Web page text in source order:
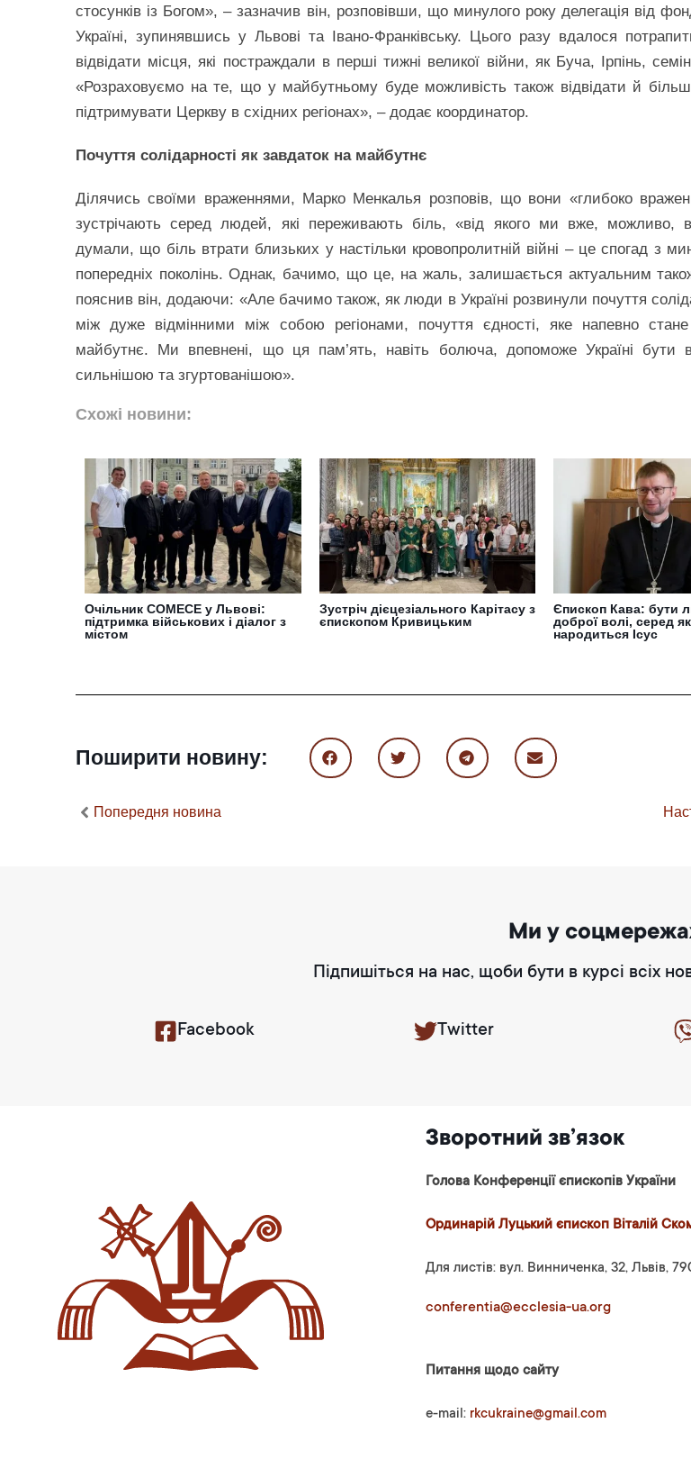
стосунків із Богом», – зазначив він, розповівши, що минулого року делегація від
Україні, зупинявшись у Львові та Івано-Франківську. Цього разу вдалося
відвідати місця, які постраждали в перші тижні великої війни, як Буча, Ірпінь,
«Розраховуємо на те, що у майбутньому буде можливість також відвідати й
підтримувати Церкву в східних регіонах», – додає координатор.
Почуття солідарності як завдаток на майбутнє
Ділячись своїми враженнями, Марко Менкалья розповів, що вони «глибоко
зустрічають серед людей, які переживають біль, «від якого ми вже, можливо,
думали, що біль втрати близьких у настільки кровопролитній війні – це спогад з
попередніх поколінь. Однак, бачимо, що це, на жаль, залишається актуальним
пояснив він, додаючи: «Але бачимо також, як люди в Україні розвинули почуття
між дуже відмінними між собою регіонами, почуття єдності, яке напевно
майбутнє. Ми впевнені, що ця пам’ять, навіть болюча, допоможе Україні бути
сильнішою та згуртованішою».
Схожі новини:
Очільник COMECE у Львові:
підтримка військових і діалог з
містом
Зустріч дієцезіального Карітасу з
єпископом Кривицьким
Єпископ Кава: бути
доброї волі, серед
народиться Ісус
Поширити новину:
Попередня новина
Ми у
Підпишіться на нас, щоби бути в курсі всіх
Facebook Twitter
Зворотний зв’язок
Голова Конференції єпископів України
Ординарій Луцький єпископ Віталій
Для листів: вул. Винниченка, 32, Львів,
conferentia@ecclesia-ua.org
Питання щодо сайту
e-mail: rkcukraine@gmail.com